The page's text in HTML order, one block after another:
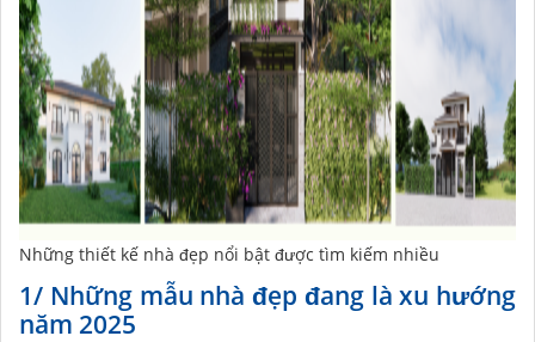
Những thiết kế nhà đẹp nổi bật được tìm kiếm nhiều
1/ Những mẫu nhà đẹp đang là xu hướng
năm 2025